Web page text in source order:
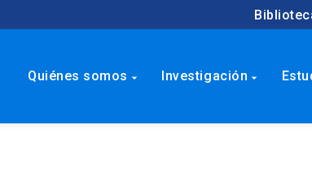
Quiénes somos arrow_drop_down Investigación arrow_drop_down